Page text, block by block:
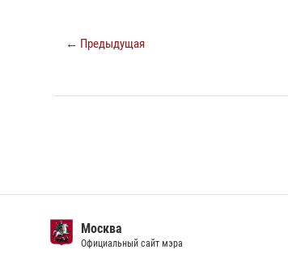
← Предыдущая
Москва
Официальный сайт мэра